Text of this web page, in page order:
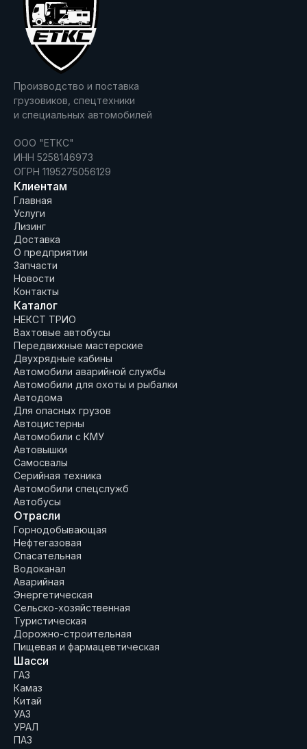
Производство и поставка
грузовиков, спецтехники
и специальных автомобилей
ООО "ЕТКС"
ИНН 5258146973
ОГРН 1195275056129
Клиентам
Главная
Услуги
Лизинг
Доставка
О предприятии
Запчасти
Новости
Контакты
Каталог
НЕКСТ ТРИО
Вахтовые автобусы
Передвижные мастерские
Двухрядные кабины
Автомобили аварийной службы
Автомобили для охоты и рыбалки
Автодома
Для опасных грузов
Автоцистерны
Автомобили с КМУ
Автовышки
Самосвалы
Серийная техника
Автомобили спецслужб
Автобусы
Отрасли
Горнодобывающая
Нефтегазовая
Спасательная
Водоканал
Аварийная
Энергетическая
Сельско-хозяйственная
Туристическая
Дорожно-строительная
Пищевая и фармацевтическая
Шасси
ГАЗ
Камаз
Китай
УАЗ
УРАЛ
ПАЗ